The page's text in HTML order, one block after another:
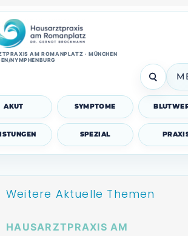
AM ROMANPLATZ · MÜNCHEN
NYMPHENBURG
AKUT SYMPTOME
SPEZIAL
Weitere Aktuelle Themen
HAUSARZTPRAXIS AM